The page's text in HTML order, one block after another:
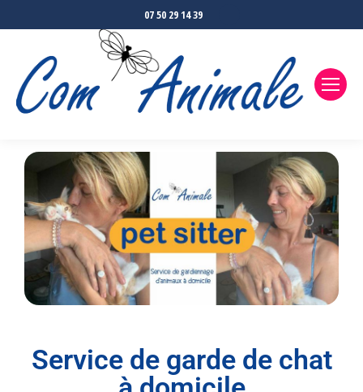
07 50 29 14 39
Service de garde de chat